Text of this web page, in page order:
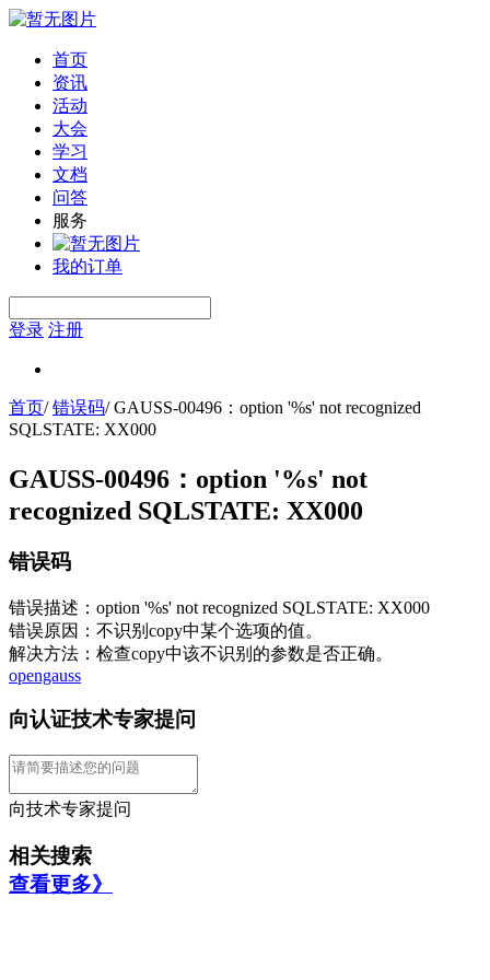
首页
资讯
活动
大会
学习
文档
问答
服务
我的订单
登录 注册
首页/错误码/GAUSS-00496：option '%s' not recognized
SQLSTATE: XX000
GAUSS-00496：option '%s' not
recognized SQLSTATE: XX000
错误码
错误描述：option '%s' not recognized SQLSTATE: XX000
错误原因：不识别copy中某个选项的值。
解决方法：检查copy中该不识别的参数是否正确。
opengauss
向认证技术专家提问
向技术专家提问
相关搜索
查看更多》